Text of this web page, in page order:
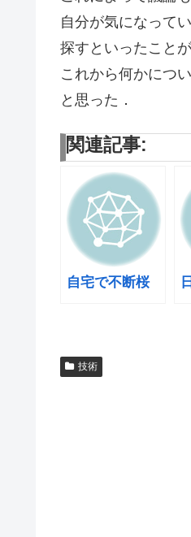
自分が気になって
探すといったこと
これから何かにつ
と思った．
関連記事:
自宅で不断桜
技術